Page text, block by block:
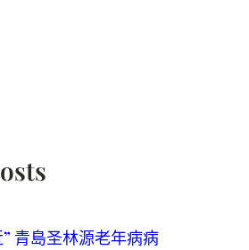
青島圣林源老年病病